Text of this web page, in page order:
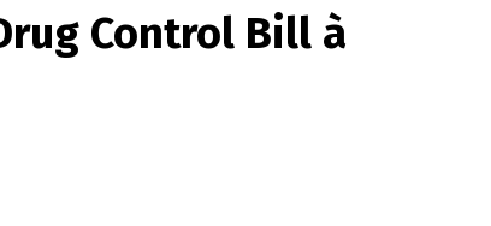
Control Bill à